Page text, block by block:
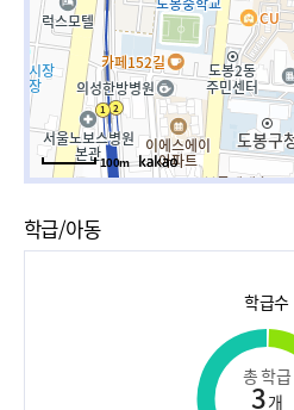
100m
학급/아동
학급수
총 학급
3개